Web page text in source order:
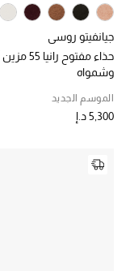
جيانفيتو روسي
حذاء مفتوح
وشمواه
الموسم الجديد
5,300 د.إ